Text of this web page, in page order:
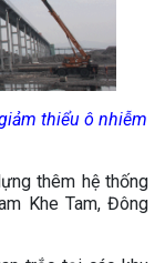
thiểu ô nhiễm
thêm hệ thống
Khe Tam, Đông